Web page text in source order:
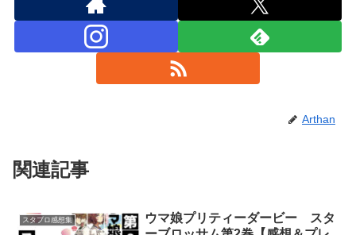
Arthan
関連記事
スタブロ感想集
ウマ娘プリティーダービー スタ